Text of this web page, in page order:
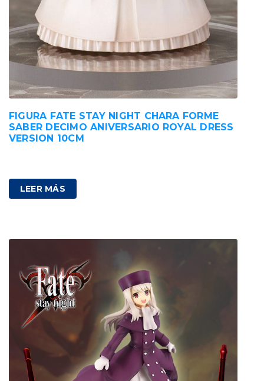
FIGURA FATE STAY NIGHT CHARA FORME
SABER DECIMO ANIVERSARIO ROYAL DRESS
VERSION 10CM
LEER MÁS